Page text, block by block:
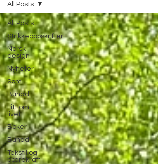
All Posts
Strikkeoppskrifter
Norsk
design
Nyheter
Søm
Bunad
Litt om
livet
Bøker
Bunad
Tekstil og
bærekraft
All Posts